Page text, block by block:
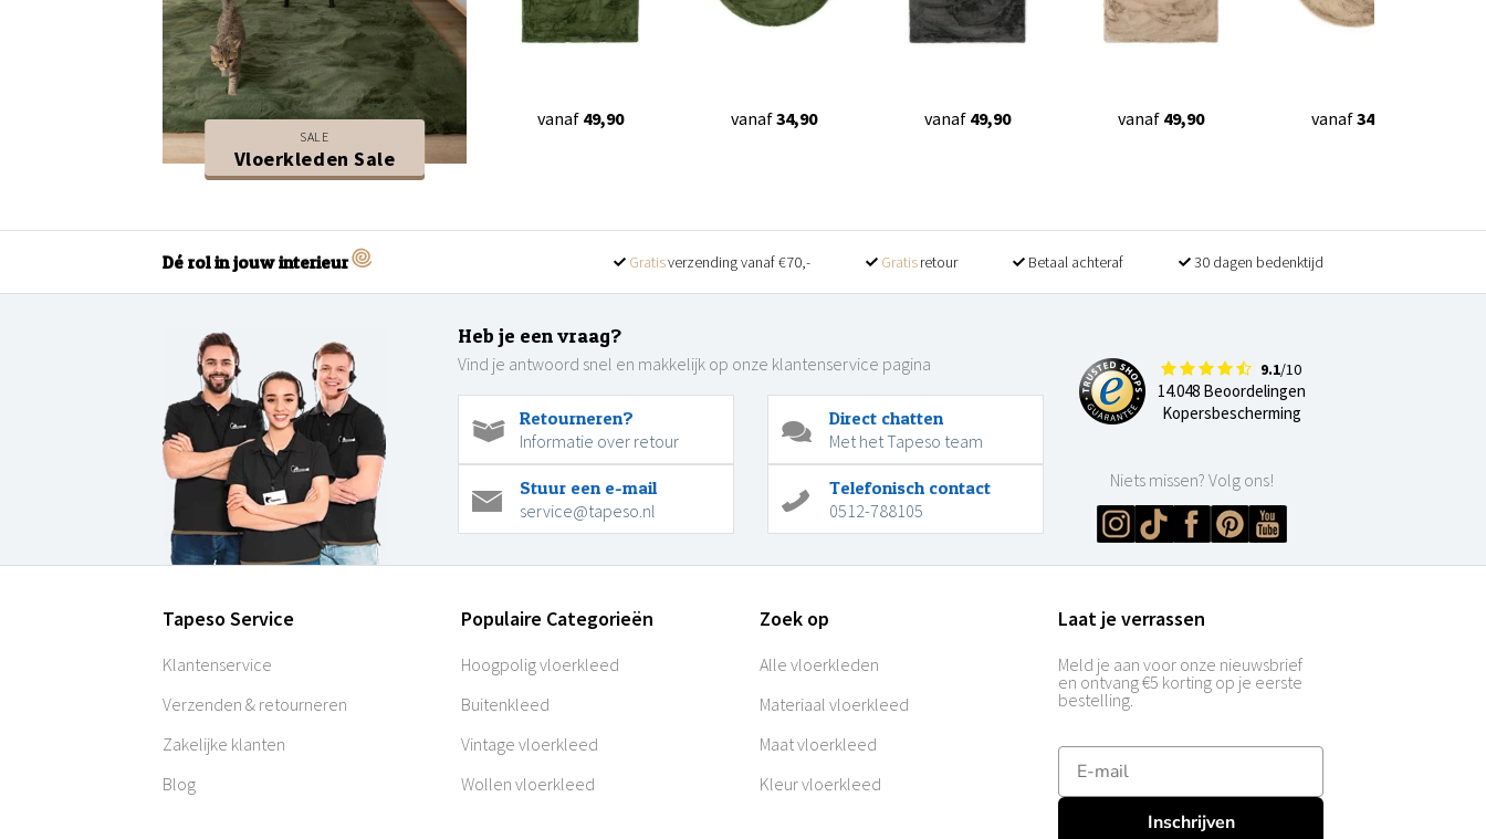
SALE
Vloerkleden Sale
vanaf 49,90 vanaf34,90 vanaf 49,90 vanaf 49,90 vanaf34,90
Dé rol in jouw interieur Gratisverzending vanaf €70,- Gratisretour Betaal achteraf 30 dagen bedenktijd
Heb je een vraag?
Vind je antwoord snel en makkelijk op onze klantenservice pagina
Retourneren?
Informatie over retour
Direct chatten
Met het Tapeso team
Stuur een e-mail
service@tapeso.nl
Telefonisch contact
0512-788105
9.1/10
14.048 Beoordelingen
Kopersbescherming
Niets missen? Volg ons!
Tapeso Service
Klantenservice
Verzenden & retourneren
Zakelijke klanten
Blog
Populaire Categorieën
Hoogpolig vloerkleed
Buitenkleed
Vintage vloerkleed
Wollen vloerkleed
Zoek op
Alle vloerkleden
Materiaal vloerkleed
Maat vloerkleed
Kleur vloerkleed
Laat je verrassen
Meld je aan voor onze nieuwsbrief
en ontvang €5 korting op je eerste
bestelling.
E-mailadres
Inschrijven